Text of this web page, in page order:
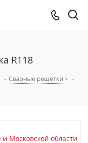
R118
- Сварные решётки
-